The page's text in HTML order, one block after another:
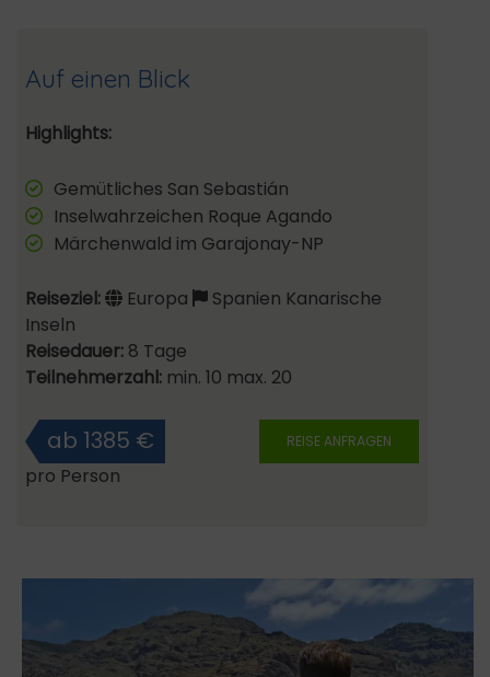
Auf einen Blick
Highlights:
Gemütliches San Sebastián
Inselwahrzeichen Roque Agando
Märchenwald im Garajonay-NP
Reiseziel: Europa
Spanien Kanarische
Inseln
Reisedauer:8 Tage
Teilnehmerzahl:min. 10 max. 20
REISE ANFRAGEN
ab 1385 €
pro Person